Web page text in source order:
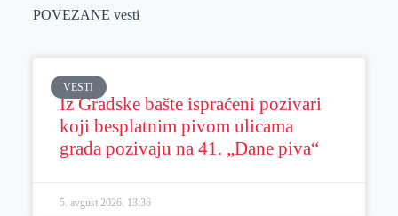
POVEZANE vesti
VESTI
Iz Gradske bašte ispraćeni pozivari
koji besplatnim pivom ulicama
grada pozivaju na 41. „Dane piva“
5. avgust 2026. 13:36